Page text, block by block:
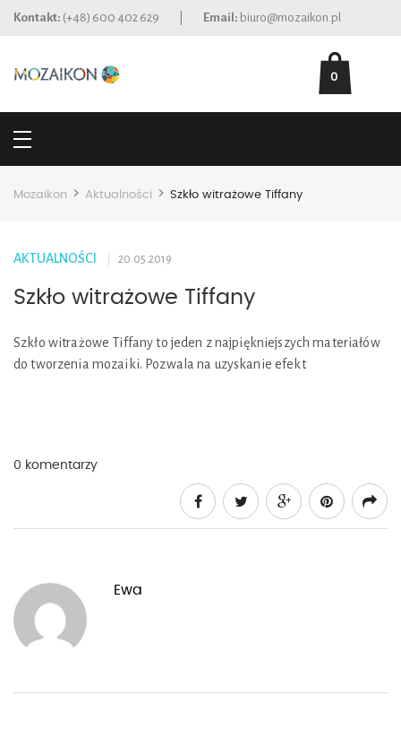
Kontakt: (+48) 600 402 629 Email: biuro@mozaikon.pl
0
Mozaikon > Aktualności > Szkło witrażowe Tiffany
AKTUALNOŚCI 20.05.2019
Szkło witrażowe Tiffany
Szkło witrażowe Tiffany to jeden z najpiękniejszych materiałów
do tworzenia mozaiki. Pozwala na uzyskanie efekt
0 komentarzy
Ewa